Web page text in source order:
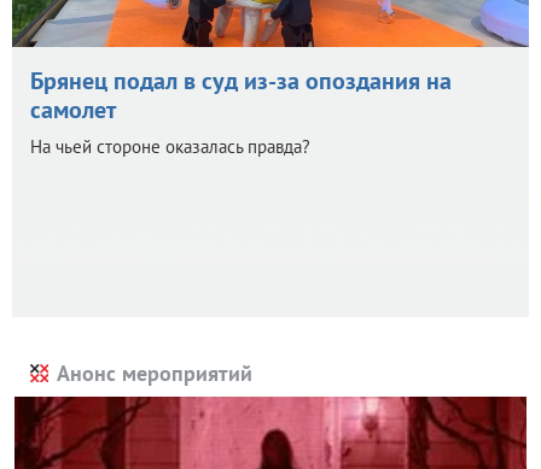
Брянец подал в суд из-за опоздания на
самолет
На чьей стороне оказалась правда?
Анонс мероприятий